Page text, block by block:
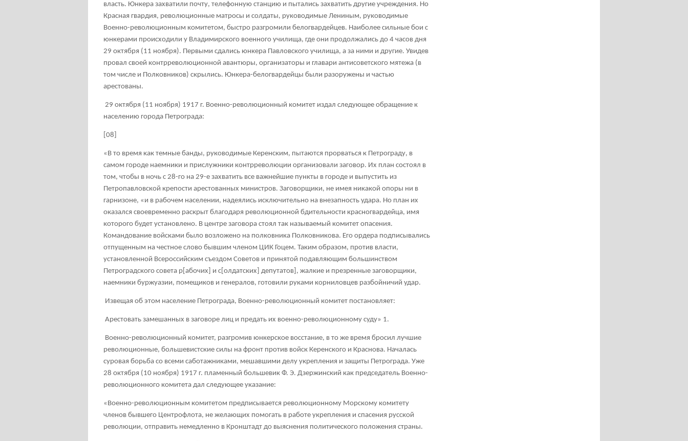
власть. Юнкера захватили почту, телефонную станцию и пытались захватить другие учреждения. Но
Красная гвардия, революционные матросы и солдаты, руководимые Лениным, руководимые
Военно-революционным комитетом, быстро разгромили белогвардейцев. Наиболее сильные бои с
юнкерами происходили у Владимирского военного училища, где они продолжались до 4 часов дня
29 октября (11 ноября). Первыми сдались юнкера Павловского училища, а за ними и другие. Увидев
провал своей контрреволюционной авантюры, организаторы и главари антисоветского мятежа (в
том числе и Полковников) скрылись. Юнкера-белогвардейцы были разоружены и частью
арестованы.
29 октября (11 ноября) 1917 г. Военно-революционный комитет издал следующее обращение к
населению города Петрограда:
[08]
«В то время как темные банды, руководимые Керенским, пытаются прорваться к Петрограду, в
самом городе наемники и прислужники контрреволюции организовали заговор. Их план состоял в
том, чтобы в ночь с 28-го на 29-е захватить все важнейшие пункты в городе и выпустить из
Петропавловской крепости арестованных министров. Заговорщики, не имея никакой опоры ни в
гарнизоне, «и в рабочем населении, надеялись исключительно на внезапность удара. Но план их
оказался своевременно раскрыт благодаря революционной бдительности красногвардейца, имя
которого будет установлено. В центре заговора стоял так называемый комитет опасения.
Командование войсками было возложено на полковника Полковникова. Его ордера подписывались
отпущенным на честное слово бывшим членом ЦИК Гоцем. Таким образом, против власти,
установленной Всероссийским съездом Советов и принятой подавляющим большинством
Петроградского совета р[абочих] и с[олдатских] депутатов], жалкие и презренные заговорщики,
наемники буржуазии, помещиков и генералов, готовили руками корниловцев разбойничий удар.
Извещая об этом население Петрограда, Военно-революционный комитет постановляет:
Арестовать замешанных в заговоре лиц и предать их военно-революционному суду» 1.
Военно-революционный комитет, разгромив юнкерское восстание, в то же время бросил лучшие
революционные, большевистские силы на фронт против войск Керенского и Краснова. Началась
суровая борьба со всеми саботажниками, мешавшими делу укрепления и защиты Петрограда. Уже
28 октября (10 ноября) 1917 г. пламенный большевик Ф. Э. Дзержинский как председатель Военно-
революционного комитета дал следующее указание:
«Военно-революционным комитетом предписывается революционному Морскому комитету
членов бывшего Центрофлота, не желающих помогать в работе укрепления и спасения русской
революции, отправить немедленно в Кронштадт до выяснения политического положения страны.